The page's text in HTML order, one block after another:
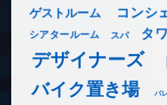
ゲストルーム コンシ
シアタールーム スパ タ
デザイナーズ
バイク置き場 バ